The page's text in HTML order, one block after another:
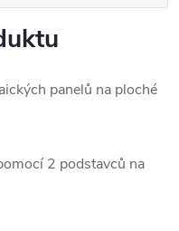
panelů na ploché
2 podstavců na